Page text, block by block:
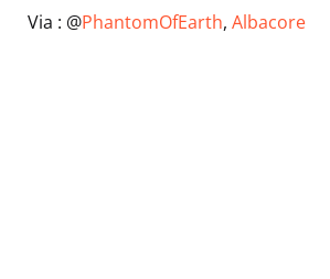
Via : @PhantomOfEarth, Albacore